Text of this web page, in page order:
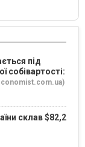
під
собівартості:
склав $82,2